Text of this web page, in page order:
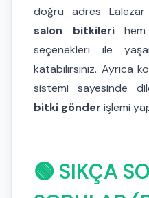
doğru adres Lalezar
salon bitkilerihem
seçenekleri ile
katabilirsiniz. Ayrıca
sistemi sayesinde
bitki gönder işlemi
🟢 SIKÇA